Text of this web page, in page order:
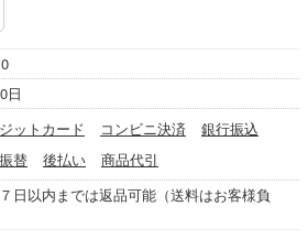
日
ットカード コンビニ決済
銀行振込
替
後払い 商品代引
日以内までは返品可能（送料はお客様負